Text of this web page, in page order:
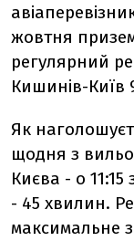
жовтня
регулярний
Кишинів-Київ
Як
щодня з
Києва - о 11:15
- 45 хвилин.
максимальне